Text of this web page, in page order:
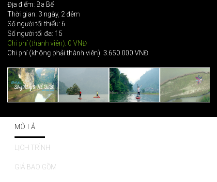
Địa điểm: Ba Bể
Thời gian: 3 ngày, 2 đêm
Số người tối thiểu: 6
Số người tối đa: 15
Chi phí (thành viên): 0 VNĐ
Chi phí (không phải thành viên): 3.650.000 VNĐ
MÔ TẢ
LỊCH TRÌNH
GIÁ BAO GỒM